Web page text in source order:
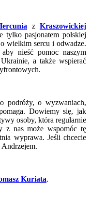
z Kraszowickiej
tylko pasjonatem polskiej
wielkim sercu i odwadze.
nieść pomoc naszym
a także wspierać
podróży, o wyzwaniach,
Dowiemy się, jak
osoby, która regularnie
z nas może wspomóc tę
wyprawa. Jeśli chcecie
Andrzejem.
Kuriata.